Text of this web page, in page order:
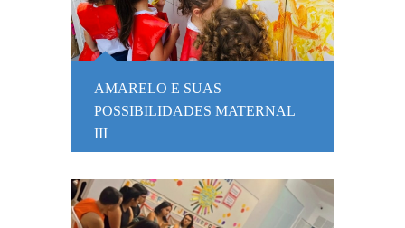
AMARELO E SUAS
POSSIBILIDADES MATERNAL
III